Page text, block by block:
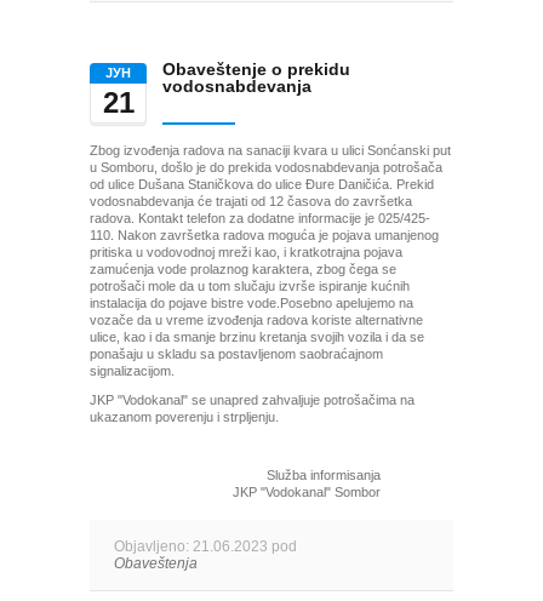
ЈУН
21
Obaveštenje o prekidu
vodosnabdevanja
Zbog izvođenja radova na sanaciji kvara u ulici Sonćanski put
u Somboru, došlo je do prekida vodosnabdevanja potrošača
od ulice Dušana Staničkova do ulice Đure Daničića. Prekid
vodosnabdevanja će trajati od 12 časova do završetka
radova. Kontakt telefon za dodatne informacije je 025/425-
110. Nakon završetka radova moguća je pojava umanjenog
pritiska u vodovodnoj mreži kao, i kratkotrajna pojava
zamućenja vode prolaznog karaktera, zbog čega se
potrošači mole da u tom slučaju izvrše ispiranje kućnih
instalacija do pojave bistre vode.Posebno apelujemo na
vozače da u vreme izvođenja radova koriste alternativne
ulice, kao i da smanje brzinu kretanja svojih vozila i da se
ponašaju u skladu sa postavljenom saobraćajnom
signalizacijom.
JKP "Vodokanal" se unapred zahvaljuje potrošačima na
ukazanom poverenju i strpljenju.
Služba informisanja
JKP "Vodokanal" Sombor
Objavljeno: 21.06.2023 pod
Obaveštenja